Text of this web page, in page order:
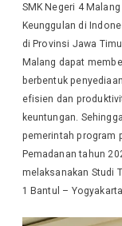
SMK Negeri 4
Keunggulan di
di Provinsi Jawa
Malang dapat
berbentuk
efisien dan
keuntungan.
pemerintah program
Pemadanan tahun
melaksanakan Studi
1 Bantul –